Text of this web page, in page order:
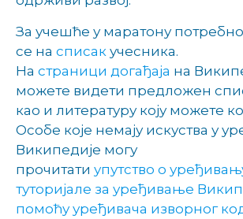
За учешће у маратону потребно
се на списак учесника.
На страници догађаја на
можете видети предложен
као и литературу коју можете
Особе које немају искуства у
Википедије могу
прочитати упутство о
туторијале за уређивање
помоћу уређивача изворног